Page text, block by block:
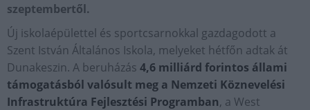
szeptembertől.
Új iskolaépülettel és sportcsarnokkal gazdagodott a
Szent István Általános Iskola, melyeket hétfőn adtak át
Dunakeszin. A beruházás 4,6 milliárd forintos állami
támogatásból valósult meg a Nemzeti Köznevelési
Infrastruktúra Fejlesztési Programban, a West